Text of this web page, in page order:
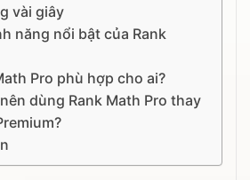
vài giây
năng nổi bật của Rank
Pro phù hợp cho ai?
dùng Rank Math Pro thay